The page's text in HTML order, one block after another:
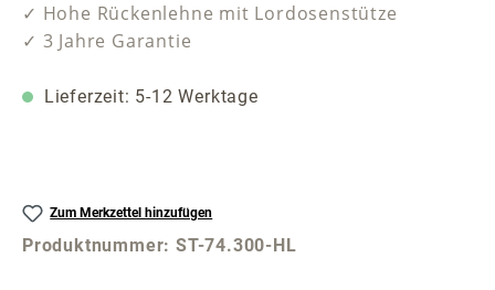
✓ Hohe Rückenlehne mit Lordosenstütze
✓ 3 Jahre Garantie
Lieferzeit: 5-12 Werktage
Zum Merkzettel hinzufügen
Produktnummer:ST-74.300-HL